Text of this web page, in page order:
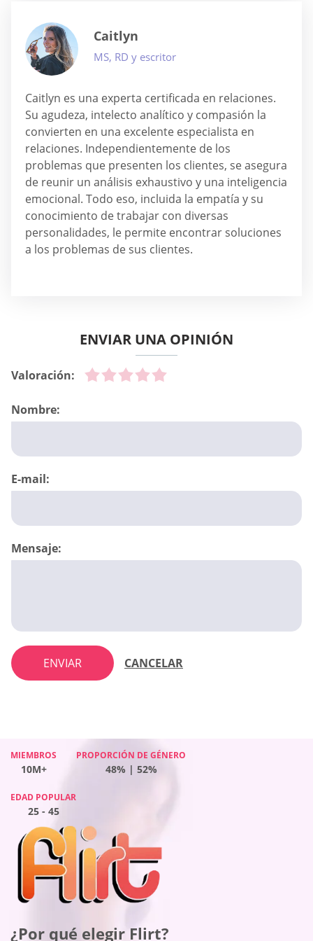
Caitlyn
MS, RD y escritor
Caitlyn es una experta certificada en relaciones.
Su agudeza, intelecto analítico y compasión la
convierten en una excelente especialista en
relaciones. Independientemente de los
problemas que presenten los clientes, se asegura
de reunir un análisis exhaustivo y una inteligencia
emocional. Todo eso, incluida la empatía y su
conocimiento de trabajar con diversas
personalidades, le permite encontrar soluciones
a los problemas de sus clientes.
ENVIAR UNA OPINIÓN
Valoración:
Nombre:
E-mail:
Mensaje:
ENVIAR CANCELAR
MIEMBROS
10M+
PROPORCIÓN DE GÉNERO
50% | 50%
EDAD POPULAR
25 - 45
MIEMBROS
10M+
PROPORCIÓN DE GÉNERO
48% | 52%
EDAD POPULAR
25 - 45
¿Por qué elegir Flirt?
MIEMBROS
10M+
PROPORCIÓN DE GÉNERO
47% | 53%
EDAD POPULAR
25 - 45
MIEMBROS
10M+
PROPORCIÓN DE GÉNERO
51% | 49%
EDAD POPULAR
25 - 45